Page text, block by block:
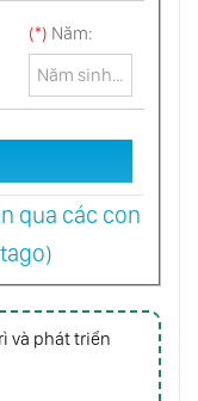
Soát Và Làm Chủ
Dục
Huống Xấu Không
Sẽ Giúp Bạn Vượt
Sống
Thực Hiện Được
(*) Năm:
qua các con
và phát triển